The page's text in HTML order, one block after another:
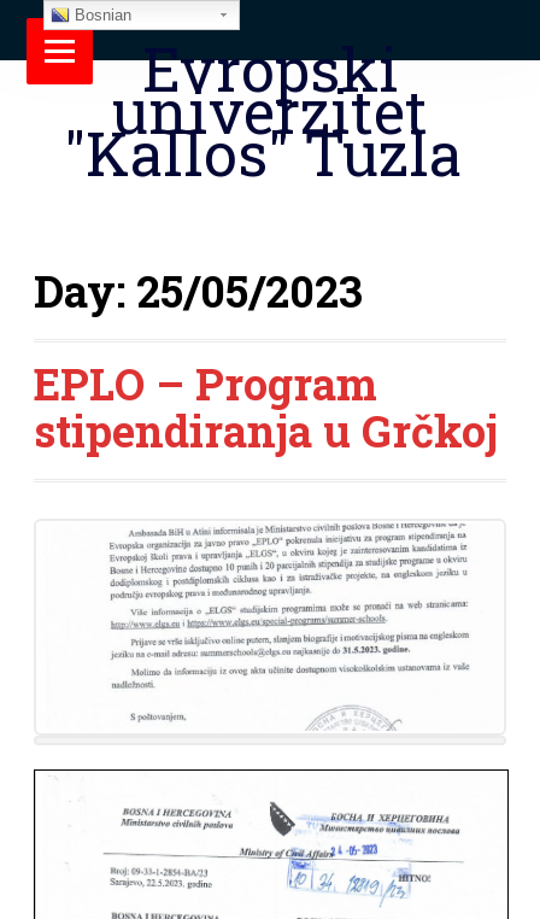
Evropski
univerzitet
"Kallos" Tuzla
Day: 25/05/2023
EPLO – Program
stipendiranja u Grčkoj
Bosnian